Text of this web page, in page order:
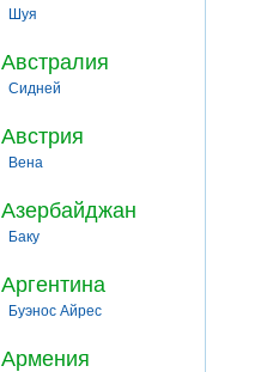
Шуя
Австралия
Сидней
Австрия
Вена
Азербайджан
Баку
Аргентина
Буэнос Айрес
Армения